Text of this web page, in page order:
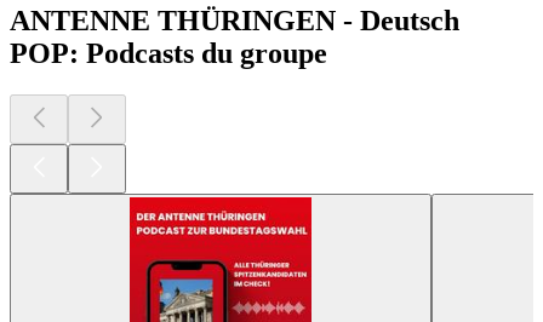
ANTENNE THÜRINGEN - Deutsch
POP: Podcasts du groupe